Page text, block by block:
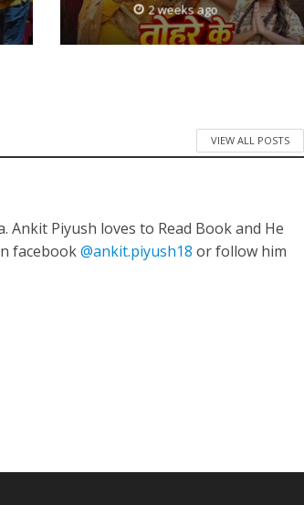
2 weeks ago
VIEW ALL POSTS
Ankit Piyush loves to Read Book and He
facebook@ankit.piyush18 or follow him